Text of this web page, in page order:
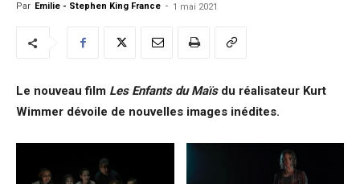
Par Emilie - Stephen King France - 1 mai 2021
Le nouveau film Les Enfants du Maïsdu réalisateur Kurt
Wimmer dévoile de nouvelles images inédites.